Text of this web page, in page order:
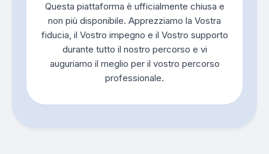
Questa piattaforma è ufficialmente chiusa e
non più disponibile. Apprezziamo la Vostra
fiducia, il Vostro impegno e il Vostro supporto
durante tutto il nostro percorso e vi
auguriamo il meglio per il vostro percorso
professionale.